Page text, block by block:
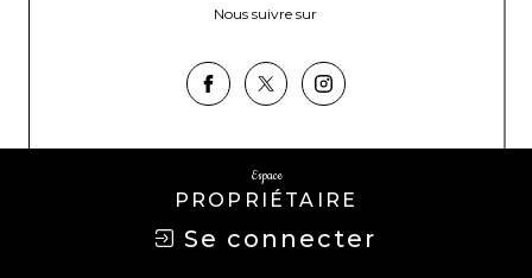
Nous suivre sur
Espace
PROPRIÉTAIRE
Se connecter